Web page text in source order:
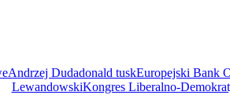
Andrzej Dudadonald tuskEuropejski Bank
LewandowskiKongres Liberalno-